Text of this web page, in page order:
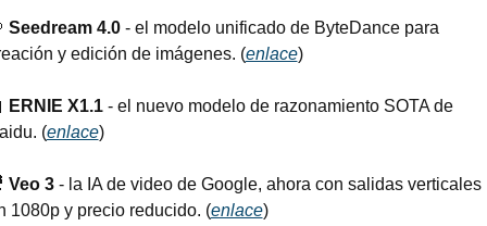
Seedream 4.0 - el modelo unificado de ByteDance para
y edición de imágenes. (enlace)
ERNIE X1.1 - el nuevo modelo de razonamiento SOTA de
(enlace)
Veo 3 - la IA de video de Google, ahora con salidas verticales
1080p y precio reducido. (enlace)